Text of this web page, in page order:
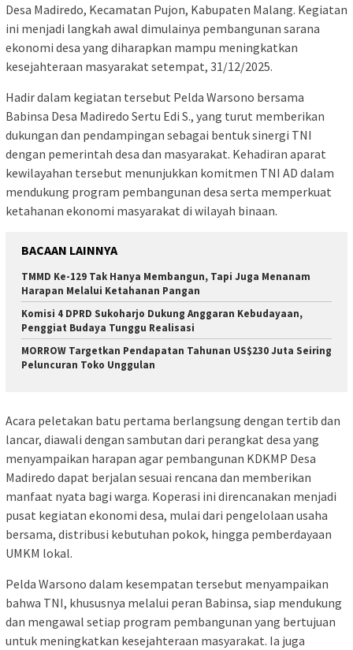
Desa Madiredo, Kecamatan Pujon, Kabupaten Malang. Kegiatan
ini menjadi langkah awal dimulainya pembangunan sarana
ekonomi desa yang diharapkan mampu meningkatkan
kesejahteraan masyarakat setempat, 31/12/2025.
Hadir dalam kegiatan tersebut Pelda Warsono bersama
Babinsa Desa Madiredo Sertu Edi S., yang turut memberikan
dukungan dan pendampingan sebagai bentuk sinergi TNI
dengan pemerintah desa dan masyarakat. Kehadiran aparat
kewilayahan tersebut menunjukkan komitmen TNI AD dalam
mendukung program pembangunan desa serta memperkuat
ketahanan ekonomi masyarakat di wilayah binaan.
BACAAN LAINNYA
TMMD Ke-129 Tak Hanya Membangun, Tapi Juga Menanam
Harapan Melalui Ketahanan Pangan
Komisi 4 DPRD Sukoharjo Dukung Anggaran Kebudayaan,
Penggiat Budaya Tunggu Realisasi
MORROW Targetkan Pendapatan Tahunan US$230 Juta Seiring
Peluncuran Toko Unggulan
Acara peletakan batu pertama berlangsung dengan tertib dan
lancar, diawali dengan sambutan dari perangkat desa yang
menyampaikan harapan agar pembangunan KDKMP Desa
Madiredo dapat berjalan sesuai rencana dan memberikan
manfaat nyata bagi warga. Koperasi ini direncanakan menjadi
pusat kegiatan ekonomi desa, mulai dari pengelolaan usaha
bersama, distribusi kebutuhan pokok, hingga pemberdayaan
UMKM lokal.
Pelda Warsono dalam kesempatan tersebut menyampaikan
bahwa TNI, khususnya melalui peran Babinsa, siap mendukung
dan mengawal setiap program pembangunan yang bertujuan
untuk meningkatkan kesejahteraan masyarakat. Ia juga